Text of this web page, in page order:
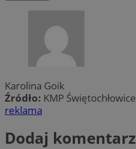
Karolina Goik
Źródło: KMP Świętochłowice
reklama
Dodaj komentarz